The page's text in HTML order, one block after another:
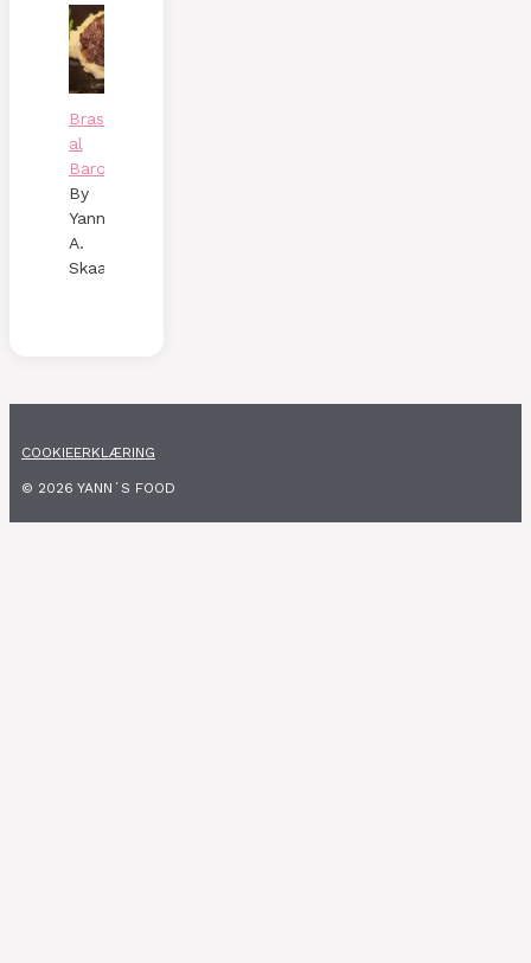
Brasato
al
Barolo
By
Yann
A.
Skaalen
COOKIEERKLÆRING
© 2026 YANN´S FOOD